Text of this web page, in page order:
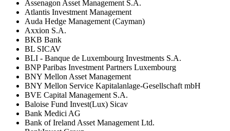
Assenagon Asset Management S.A.
Atlantis Investment Management
Auda Hedge Management (Cayman)
Axxion S.A.
BKB Bank
BL SICAV
BLI - Banque de Luxembourg Investments S.A.
BNP Paribas Investment Partners Luxembourg
BNY Mellon Asset Management
BNY Mellon Service Kapitalanlage-Gesellschaft mbH
BVE Capital Management S.A.
Baloise Fund Invest(Lux) Sicav
Bank Medici AG
Bank of Ireland Asset Management Ltd.